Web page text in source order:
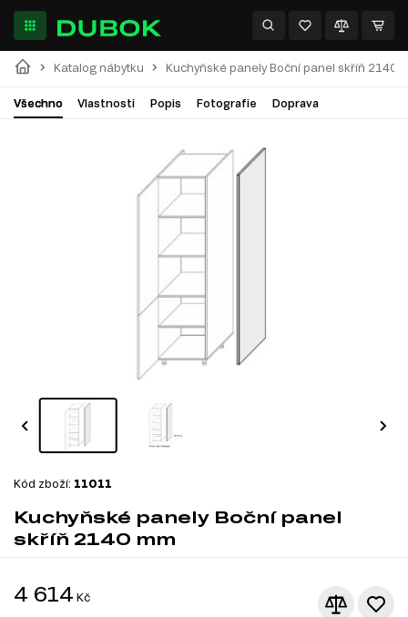
Katalog nábytku Kuchyňské panely Boční panel skříň 2140
Všechno Vlastnosti Popis Fotografie Doprava
Kód zboží: 11011
Kuchyňské panely Boční panel
skříň 2140 mm
4 614 Kč